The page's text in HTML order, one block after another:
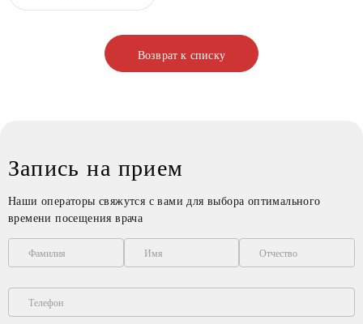
Возврат к списку
Запись на прием
Наши операторы свяжутся с вами для выбора оптимального
времени посещения врача
Фамилия Имя Отчество
Телефон